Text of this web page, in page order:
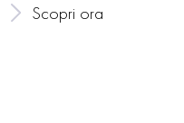
Scopri ora